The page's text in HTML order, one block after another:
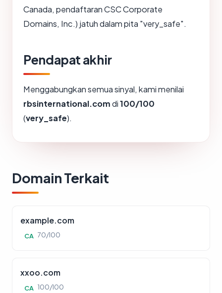
Canada, pendaftaran CSC Corporate
Domains, Inc.) jatuh dalam pita "very_safe".
Pendapat akhir
Menggabungkan semua sinyal, kami menilai
rbsinternational.comdi100/100
(very_safe).
Domain Terkait
example.com
CA 70/100
xxoo.com
CA 100/100